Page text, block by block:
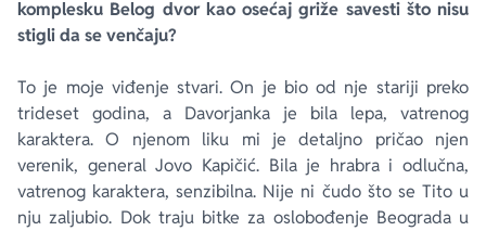
komplesku Belog dvor kao osećaj griže savesti što nisu
stigli da se venčaju?
To je moje viđenje stvari. On je bio od nje stariji preko
trideset godina, a Davorjanka je bila lepa, vatrenog
karaktera. O njenom liku mi je detaljno pričao njen
verenik, general Jovo Kapičić. Bila je hrabra i odlučna,
vatrenog karaktera, senzibilna. Nije ni čudo što se Tito u
nju zaljubio. Dok traju bitke za oslobođenje Beograda u